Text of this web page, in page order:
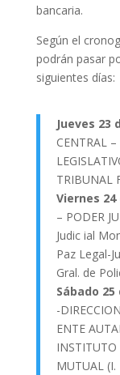
bancaria.
Según el
podrán pasar
siguientes días:
Jueves 23
CENTRAL
TRIBUNAL
Viernes
– PODER
Judic ial
Paz Legal-
Gral. de
Sábado
-
ENTE
INSTITUTO
MUTUAL (I.